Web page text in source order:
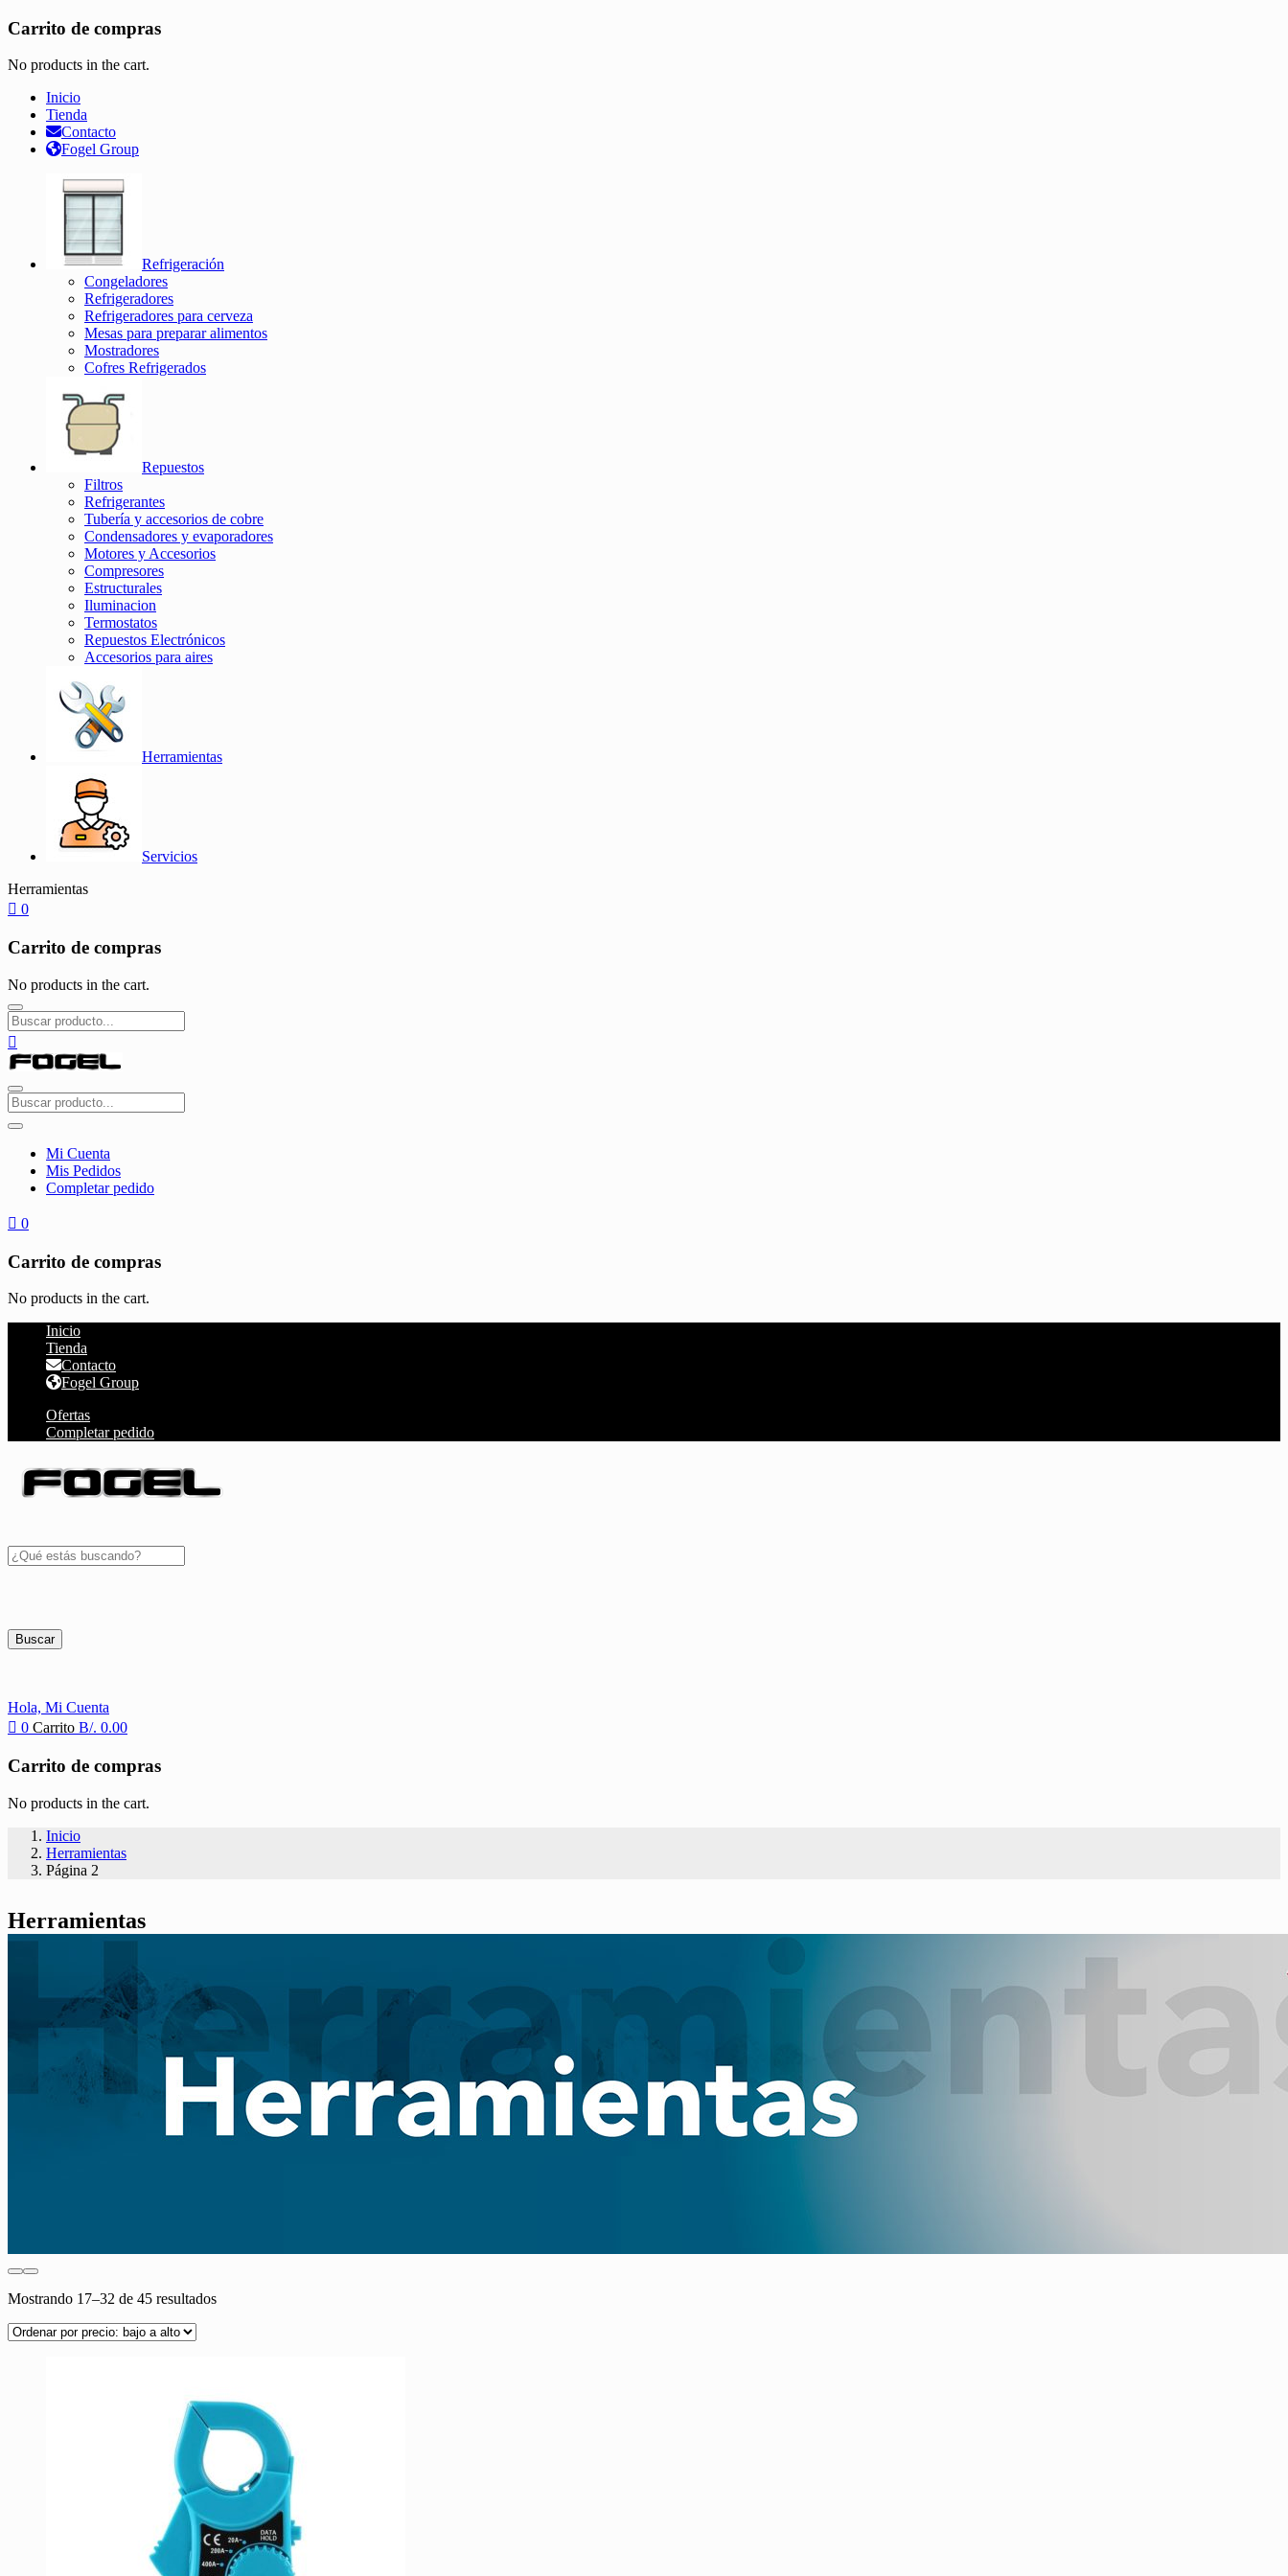
Carrito de compras
No products in the cart.
Inicio
Tienda
Contacto
Fogel Group
Refrigeración
Congeladores
Refrigeradores
Refrigeradores para cerveza
Mesas para preparar alimentos
Mostradores
Cofres Refrigerados
Repuestos
Filtros
Refrigerantes
Tubería y accesorios de cobre
Condensadores y evaporadores
Motores y Accesorios
Compresores
Estructurales
Iluminacion
Termostatos
Repuestos Electrónicos
Accesorios para aires
Herramientas
Servicios
Herramientas
0
Carrito de compras
No products in the cart.
Mi Cuenta
Mis Pedidos
Completar pedido
0
Carrito de compras
No products in the cart.
Inicio
Tienda
Contacto
Fogel Group
Ofertas
Completar pedido
Buscar
Hola, Mi Cuenta
0 Carrito B/. 0.00
Carrito de compras
No products in the cart.
Inicio
Herramientas
Página 2
Herramientas
Mostrando 17–32 de 45 resultadosOrdenado